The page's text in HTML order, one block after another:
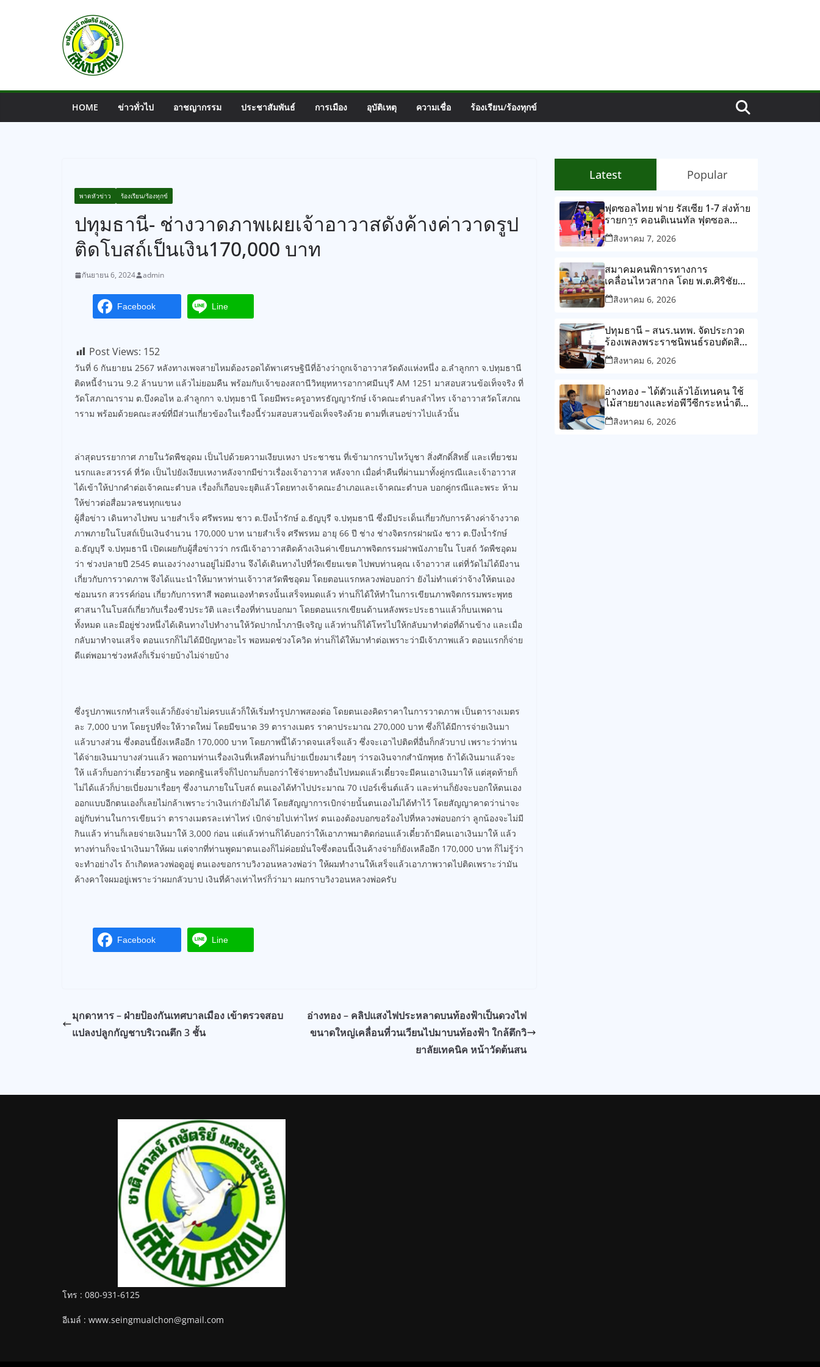
HOME ข่าวทั่วไป อาชญากรรม ประชาสัมพันธ์ การเมือง อุบัติเหตุ ความเชื่อ ร้องเรียน/ร้องทุกข์
พาดหัวข่าว ร้องเรียน/ร้องทุกข์
ปทุมธานี- ช่างวาดภาพเผยเจ้าอาวาสดังค้างค่าวาดรูป
ติดโบสถ์เป็นเงิน170,000 บาท
กันยายน 6, 2024 admin
Facebook Line
Post Views: 152
วันที่ 6 กันยายน 2567 หลังทางเพจสายไหมต้องรอดได้พาเศรษฐินีที่อ้างว่าถูกเจ้าอาวาสวัดดังแห่งหนึ่ง อ.ลำลูกกา จ.ปทุมธานี
ติดหนี้จำนวน 9.2 ล้านบาท แล้วไม่ยอมคืน พร้อมกับเจ้าของสถานีวิทยุทหารอากาศมีนบุรี AM 1251 มาสอบสวนข้อเท็จจริง ที่
วัดโสภาณาราม ต.บึงคอไห อ.ลำลูกกา จ.ปทุมธานี โดยมีพระครูอาทรธัญญารักษ์ เจ้าคณะตำบลลำไทร เจ้าอาวาสวัดโสภณ
าราม พร้อมด้วยคณะสงฆ์ที่มีส่วนเกี่ยวข้องในเรื่องนี้ร่วมสอบสวนข้อเท็จจริงด้วย ตามที่เสนอข่าวไปแล้วนั้น
ล่าสุดบรรยากาศ ภายในวัดพืชอุดม เป็นไปด้วยความเงียบเหงา ประชาชน ที่เข้ามากราบไหว้บูชา สิ่งศักดิ์สิทธิ์ และเที่ยวชม
นรกและสวรรค์ ที่วัด เป็นไปยังเงียบเหงาหลังจากมีข่าวเรื่องเจ้าอาวาส หลังจาก เมื่อค่ำคืนที่ผ่านมาทั้งคู่กรณีและเจ้าอาวาส
ได้เข้าให้ปากคำต่อเจ้าคณะตำบล เรื่องก็เกือบจะยุติแล้วโดยทางเจ้าคณะอำเภอและเจ้าคณะตำบล บอกคู่กรณีและพระ ห้าม
ให้ข่าวต่อสื่อมวลชนทุกแขนง
ผู้สื่อข่าว เดินทางไปพบ นายสำเร็จ ศรีพรหม ชาว ต.บึงน้ำรักษ์ อ.ธัญบุรี จ.ปทุมธานี ซึ่งมีประเด็นเกี่ยวกับการค้างค่าจ้างวาด
ภาพภายในโบสถ์เป็นเงินจำนวน 170,000 บาท นายสำเร็จ ศรีพรหม อายุ 66 ปี ช่าง ช่างจิตรกรฝาผนัง ชาว ต.บึงน้ำรักษ์
อ.ธัญบุรี จ.ปทุมธานี เปิดเผยกับผู้สื่อข่าวว่า กรณีเจ้าอาวาสติดค้างเงินค่าเขียนภาพจิตกรรมฝาพนังภายใน โบสถ์ วัดพืชอุดม
ว่า ช่วงปลายปี 2545 ตนเองว่างงานอยู่ไม่มีงาน จึงได้เดินทางไปที่วัดเขียนเขต ไปพบท่านคุณ เจ้าอาวาส แต่ที่วัดไม่ได้มีงาน
เกี่ยวกับการวาดภาพ จึงได้แนะนำให้มาหาท่านเจ้าวาสวัดพืชอุดม โดยตอนแรกหลวงพ่อบอกว่า ยังไม่ทำแต่ว่าจ้างให้ตนเอง
ซ่อมนรก สวรรค์ก่อน เกี่ยวกับการทาสี พอตนเองทำตรงนั้นเสร็จหมดแล้ว ท่านก็ได้ให้ทำในการเขียนภาพจิตกรรมพระพุทธ
ศาสนาในโบสถ์เกี่ยวกับเรื่องชีวประวัติ และเรื่องที่ท่านบอกมา โดยตอนแรกเขียนด้านหลังพระประธานแล้วก็บนเพดาน
ทั้งหมด และมีอยู่ช่วงหนึ่งได้เดินทางไปทำงานให้วัดปากน้ำภาษีเจริญ แล้วท่านก็ได้โทรไปให้กลับมาทำต่อที่ด้านข้าง และเมื่อ
กลับมาทำจนเสร็จ ตอนแรกก็ไม่ได้มีปัญหาอะไร พอหมดช่วงโควิด ท่านก็ได้ให้มาทำต่อเพราะว่ามีเจ้าภาพแล้ว ตอนแรกก็จ่าย
ดีแต่พอมาช่วงหลังก็เริ่มจ่ายบ้างไม่จ่ายบ้าง
ซึ่งรูปภาพแรกทำเสร็จแล้วก็ยังจ่ายไม่ครบแล้วก็ให้เริ่มทำรูปภาพสองต่อ โดยตนเองคิดราคาในการวาดภาพ เป็นตารางเมตร
ละ 7,000 บาท โดยรูปที่จะให้วาดใหม่ โดยมีขนาด 39 ตารางเมตร ราคาประมาณ 270,000 บาท ซึ่งก็ได้มีการจ่ายเงินมา
แล้วบางส่วน ซึ่งตอนนี้ยังเหลืออีก 170,000 บาท โดยภาพนี้ได้วาดจนเสร็จแล้ว ซึ่งจะเอาไปติดที่อื่นก็กลัวบาป เพราะว่าท่าน
ได้จ่ายเงินมาบางส่วนแล้ว พอถามท่านเรื่องเงินที่เหลือท่านก็บ่ายเบี่ยงมาเรื่อยๆ ว่ารอเงินจากสำนักพุทธ ถ้าได้เงินมาแล้วจะ
ให้ แล้วก็บอกว่าเดี๋ยวรอกฐิน ทอดกฐินเสร็จก็ไปถามก็บอกว่าใช้จ่ายทางอื่นไปหมดแล้วเดี๋ยวจะมีคนเอาเงินมาให้ แต่สุดท้ายก็
ไม่ได้แล้วก็บ่ายเบี่ยงมาเรื่อยๆ ซึ่งงานภายในโบสถ์ ตนเองได้ทำไปประมาณ 70 เปอร์เซ็นต์แล้ว และท่านก็ยังจะบอกให้ตนเอง
ออกแบบอีกตนเองก็เลยไม่กล้าเพราะว่าเงินเก่ายังไม่ได้ โดยสัญญาการเบิกจ่ายนั้นตนเองไม่ได้ทำไว้ โดยสัญญาคาดว่าน่าจะ
อยู่กับท่านในการเขียนว่า ตารางเมตรละเท่าไหร่ เบิกจ่ายไปเท่าไหร่ ตนเองต้องบอกขอร้องไปที่หลวงพ่อบอกว่า ลูกน้องจะไม่มี
กินแล้ว ท่านก็เลยจ่ายเงินมาให้ 3,000 ก่อน แต่แล้วท่านก็ได้บอกว่าให้เอาภาพมาติดก่อนแล้วเดี๋ยวถ้ามีคนเอาเงินมาให้ แล้ว
ทางท่านก็จะนำเงินมาให้ผม แต่จากที่ท่านพูดมาตนเองก็ไม่ค่อยมั่นใจซึ่งตอนนี้เงินค้างจ่ายก็ยังเหลืออีก 170,000 บาท ก็ไม่รู้ว่า
จะทำอย่างไร ถ้าเกิดหลวงพ่อดูอยู่ ตนเองขอกราบวิงวอนหลวงพ่อว่า ให้ผมทำงานให้เสร็จแล้วเอาภาพวาดไปติดเพราะว่ามัน
ค้างคาใจผมอยู่เพราะว่าผมกลัวบาป เงินที่ค้างเท่าไหร่ก็ว่ามา ผมกราบวิงวอนหลวงพ่อครับ
Facebook Line
มุกดาหาร – ฝ่ายป้องกันเทศบาลเมือง เข้าตรวจสอบ
แปลงปลูกกัญชาบริเวณตึก 3 ชั้น
อ่างทอง – คลิปแสงไฟประหลาดบนท้องฟ้าเป็นดวงไฟ
ขนาดใหญ่เคลื่อนที่วนเวียนไปมาบนท้องฟ้า ใกล้ตึกวิ
ยาลัยเทคนิค หน้าวัดต้นสน
Latest Popular
ฟุตซอลไทย พ่าย รัสเซีย 1-7 ส่งท้าย
รายการ คอนติเนนทัล ฟุตซอล
แชมเปี้ยนชิพ 2026
สิงหาคม 7, 2026
สมาคมคนพิการทางการ
เคลื่อนไหวสากล โดย พ.ต.ศิริชัย
ทรัพย์ศิริ นายกสมาคมฯ/กรรมการ
อำนวยการสภาสังคมสงเคราะห์
สิงหาคม 6, 2026
ปทุมธานี – สนร.นทพ. จัดประกวด
ร้องเพลงพระราชนิพนธ์รอบตัดสิน
ปลูกฝังเยาวชนสืบสานพระราช
ปณิธานเพื่อแผ่นดิน
สิงหาคม 6, 2026
อ่างทอง – ได้ตัวแล้วไอ้เทนคน ใช้
ไม้สายยางและท่อพีวีซีกระหน่ำตี
นายมลชัยจนเสียชีวิต
สิงหาคม 6, 2026
โทร : 080-931-6125
อีเมล์ : www.seingmualchon@gmail.com